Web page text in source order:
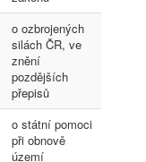
o ozbrojených
silách ČR, ve
znění
pozdějších
přepisů
o státní pomoci
při obnově
území